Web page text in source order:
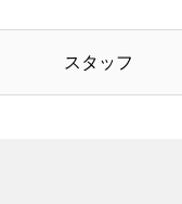
スタッフ